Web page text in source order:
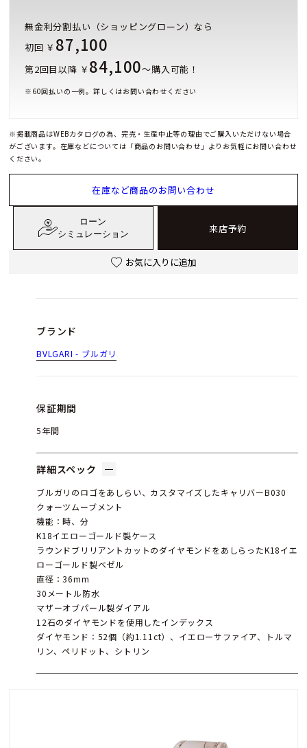
無金利分割払い（ショッピングローン）なら
初回 ￥ 87,100
第2回目以降 ￥ 84,100～購入可能！
※ 60回払いの一例。詳しくはお問い合わせください
※掲載商品はWEBカタログの為、完売・生産中止等の理由でご購入いただけない場合
がございます。在庫などについては「商品のお問い合わせ」よりお気軽にお問い合わせ
ください。
在庫など商品のお問い合わせ
ローン
シミュレーション
来店予約
お気に入りに追加
ブランド
BVLGARI - ブルガリ
保証期間
5年間
詳細スペック
ブルガリのロゴをあしらい、カスタマイズしたキャリバーB030
クォーツムーブメント
機能：時、分
K18イエローゴールド製ケース
ラウンドブリリアントカットのダイヤモンドをあしらったK18イエ
ローゴールド製ベゼル
直径：36mm
30メートル防水
マザーオブパール製ダイアル
12石のダイヤモンドを使用したインデックス
ダイヤモンド：52個（約1.11ct）、イエローサファイア、トルマ
リン、ペリドット、シトリン